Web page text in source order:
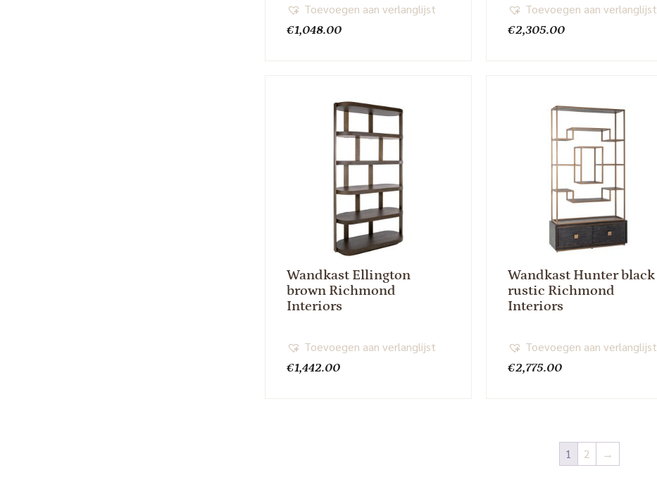
€1,048.00
Toevoegen aan verlanglijst
€2,305.00
Toevoegen aan verlanglijst
Wandkast Ellington
brown Richmond
Interiors
€1,442.00
Toevoegen aan verlanglijst
Wandkast Hunter black
rustic Richmond
Interiors
€2,775.00
Toevoegen aan verlanglijst
1 2 →